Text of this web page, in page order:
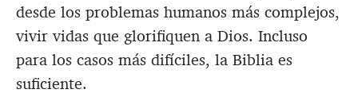
desde los problemas humanos más complejos,
vivir vidas que glorifiquen a Dios. Incluso
para los casos más difíciles, la Biblia es
suficiente.